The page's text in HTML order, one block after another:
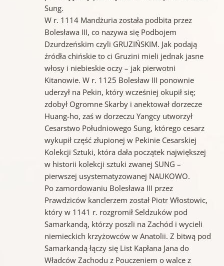
Sung.
W r. 1114 Mandżuria została podbita przez
Bolesława III, co nazywa się Podbojem
Dzurdzeńskim czyli GRUZIŃSKIM. Jak podają
źródła chińskie to ci Gruzini mieli jednak jasne
włosy i niebieskie oczy – jak pierwotni
Kitanowie. W r. 1125 Bolesław III ponownie
uderzył na Pekin, który wcześniej okupił się;
zdobył Ogromne Skarby i anektował dorzecze
Huang-ho, zaś w dorzeczu Yangcy utworzył
Cesarstwo Południowego Sung, którego cesarz
wykupił część złupionej w Pekinie Cesarskiej
Kolekcji Sztuki, która dała początek największej
w historii kolekcji sztuki zwanej SUNG –
pierwszej usystematyzowanej NAUKOWO.
Po zamordowaniu Bolesława III przez
Prawdziców kanclerzem został Piotr Włostowic,
który w 1141 r. rozgromił Seldzuków pod
Samarkandą, którzy poszli na Zachód i wycieli
niemieckich krzyżowców w Anatolii. Z bitwą pod
Samarkandą łączy się List Kapłana Jana do
Władców Zachodu z Pouczeniem o walce z